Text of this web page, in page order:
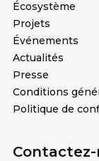
Écosystème
Projets
Événements
Actualités
Presse
Conditions
Politique de